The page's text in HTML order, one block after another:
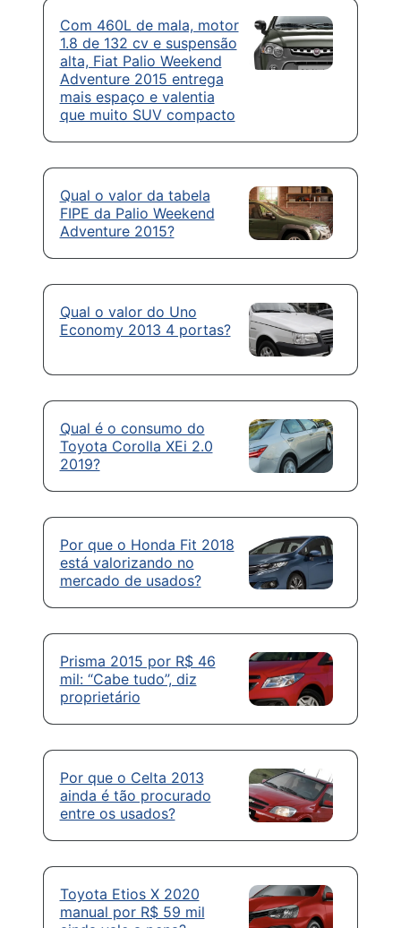
Com 460L de mala, motor
1.8 de 132 cv e suspensão
alta, Fiat Palio Weekend
Adventure 2015 entrega
mais espaço e valentia
que muito SUV compacto
Qual o valor da tabela
FIPE da Palio Weekend
Adventure 2015?
Qual o valor do Uno
Economy 2013 4 portas?
Qual é o consumo do
Toyota Corolla XEi 2.0
2019?
Por que o Honda Fit 2018
está valorizando no
mercado de usados?
Prisma 2015 por R$ 46
mil: “Cabe tudo”, diz
proprietário
Por que o Celta 2013
ainda é tão procurado
entre os usados?
Toyota Etios X 2020
manual por R$ 59 mil